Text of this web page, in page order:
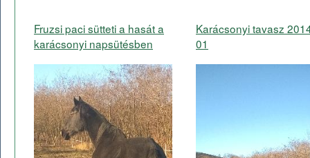
Fruzsi paci sütteti a hasát a
karácsonyi napsütésben
Karácsonyi tavasz
01